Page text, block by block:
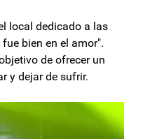
local dedicado a las
bien en el amor".
de ofrecer un
y dejar de sufrir.